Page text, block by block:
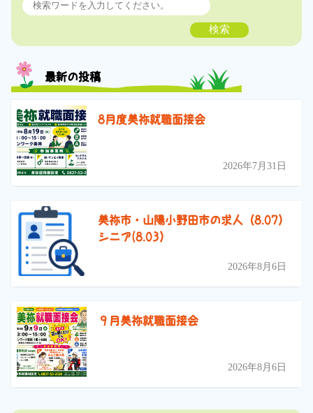
検索
最新の投稿
8月度美祢就職面接会
2026年7月31日
美祢市・山陽小野田市の求人（8.07）
シニア(8.03）
2026年8月6日
９月美祢就職面接会
2026年8月6日